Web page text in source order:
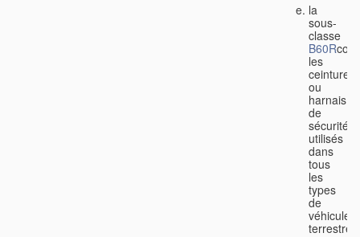
la
sous-
classe
B60R
les
ceintures
ou
harnais
de
sécurité
utilisés
dans
tous
les
types
de
véhicules
terrestres;